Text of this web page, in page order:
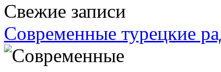
Свежие записи
Современные турецкие